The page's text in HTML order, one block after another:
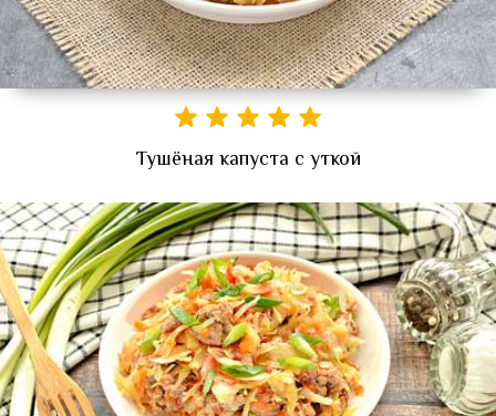
Тушёная капуста с уткой